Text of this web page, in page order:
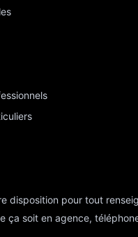
disposition pour tout
ça soit en agence,